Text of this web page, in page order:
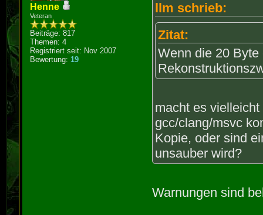
Henne
Veteran
Beiträge: 817
Themen: 4
Registriert seit: Nov 2007
Bewertung:19
llm schrieb:
Zitat:
Wenn die 20
macht es
gcc/clang/msvc
Kopie, oder sind
unsauber wird?
Warnungen sind